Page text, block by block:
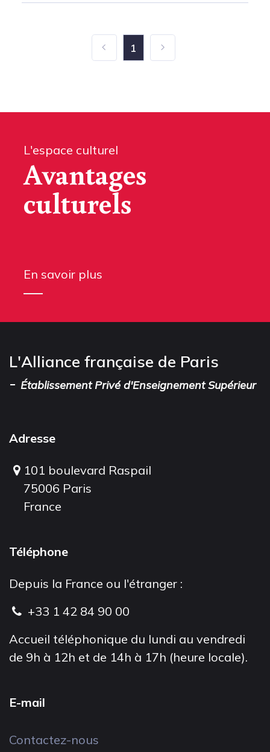
1
L'espace culturel
Avantages
culturels
En savoir plus
L'Alliance française de Paris
- Établissement Privé d'Enseignement Supérieur
Adresse
101 boulevard Raspail
75006 Paris
France
Téléphone
Depuis la France ou l'étranger :
+33 1 42 84 90 00
Accueil téléphonique du lundi au vendredi
de 9h à 12h et de 14h à 17h (heure locale).
E-mail
Contactez-nous